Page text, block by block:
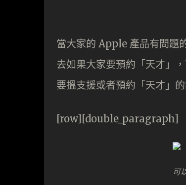
當大家的 Apple 產品有問題
去如果大家要預約「天才」
要搵支援或者預約「天才」
[row][double_paragraph]
可